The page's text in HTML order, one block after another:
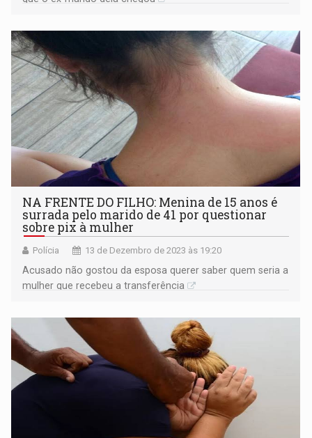
NA FRENTE DO FILHO: Menina de 15 anos é
surrada pelo marido de 41 por questionar
sobre pix à mulher
Polícia 13 de Dezembro de 2023 às 19:20
Acusado não gostou da esposa querer saber quem seria a
mulher que recebeu a transferência